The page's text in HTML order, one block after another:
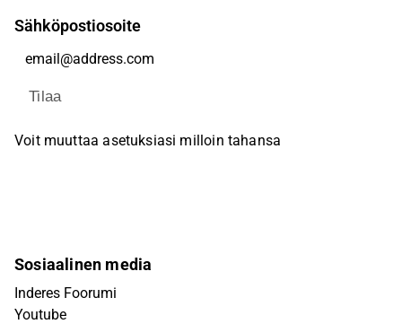
Sähköpostiosoite
Tilaa
Voit muuttaa asetuksiasi milloin tahansa
Sosiaalinen media
Inderes Foorumi
Youtube